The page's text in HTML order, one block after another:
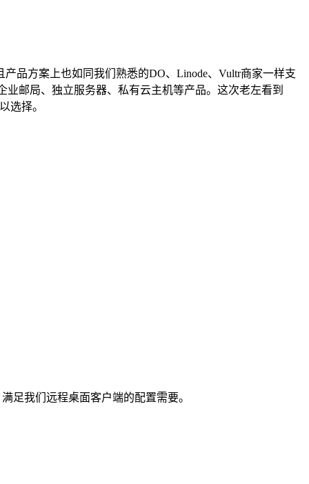
品方案上也如同我们熟悉的DO、Linode、Vultr商家一样支
邮局、独立服务器、私有云主机等产品。这次老左看到
选择。
足我们远程桌面客户端的配置需要。